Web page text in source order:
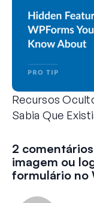
Recursos
Sabia Que
2
imagem ou
formulário no